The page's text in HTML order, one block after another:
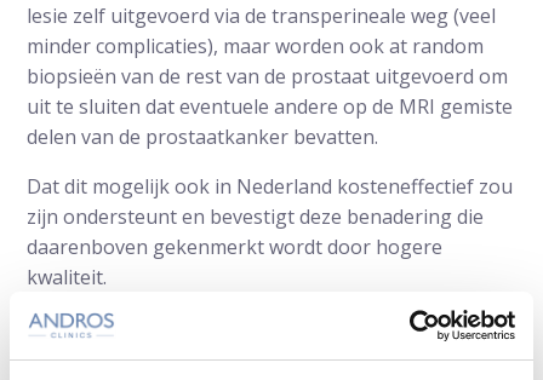
lesie zelf uitgevoerd via de transperineale weg (veel
minder complicaties), maar worden ook at random
biopsieën van de rest van de prostaat uitgevoerd om
uit te sluiten dat eventuele andere op de MRI gemiste
delen van de prostaatkanker bevatten.
Dat dit mogelijk ook in Nederland kosteneffectief zou
zijn ondersteunt en bevestigt deze benadering die
daarenboven gekenmerkt wordt door hogere
kwaliteit.
Lees over MRI prostaat scan